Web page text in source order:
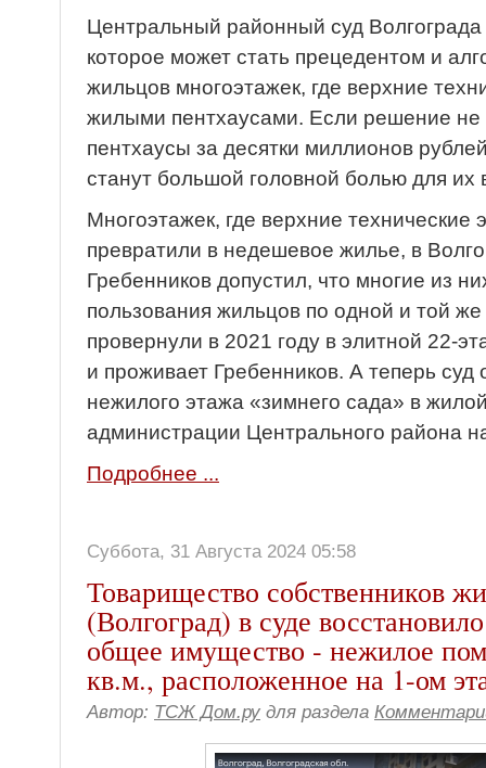
Центральный районный суд
которое может стать прецедентом и
жильцов многоэтажек, где верхние
жилыми пентхаусами. Если решение не
пентхаусы за десятки миллионов
станут большой головной болью для их
Многоэтажек, где верхние технические
превратили в недешевое жилье, в
Гребенников допустил, что многие из
пользования жильцов по одной и той
провернули в 2021 году в элитной 22-
и проживает Гребенников. А теперь
нежилого этажа «зимнего сада» в
администрации Центрального района
Подробнее ...
Суббота, 31 Августа 2024 05:58
Товарищество собственников
(Волгоград) в суде
общее имущество - нежилое
кв.м., расположенное на 1-ом
Автор: ТСЖ Дом.ру для раздела